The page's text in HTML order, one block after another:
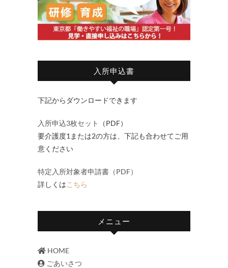
入所申込書
下記からダウンロードできます
入所申込3枚セット
（PDF）
要介護度1または2の方は、下記も合わせてご用
意ください
特定入所対象者申請書（PDF）
詳しくはこちら
メニュー
HOME
ごあいさつ